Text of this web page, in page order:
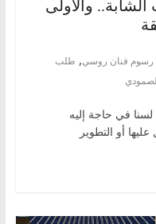
والأولى
رسوم فنان روسي, طلب
في حاجة إليه
أو التطوير